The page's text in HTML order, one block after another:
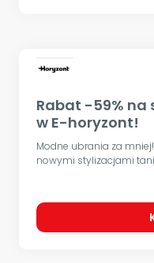
Rabat -59% na
w E-horyzont!
Modne ubrania za
nowymi stylizacjami